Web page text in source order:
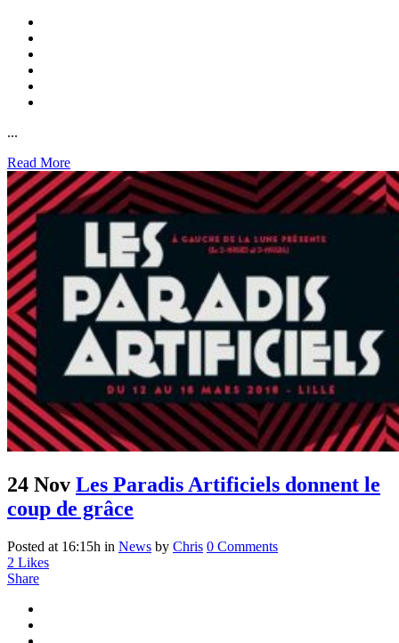
...
Read More
24 Nov Les Paradis Artificiels donnent le
coup de grâce
Posted at 16:15h in News by Chris 0 Comments
2 Likes
Share